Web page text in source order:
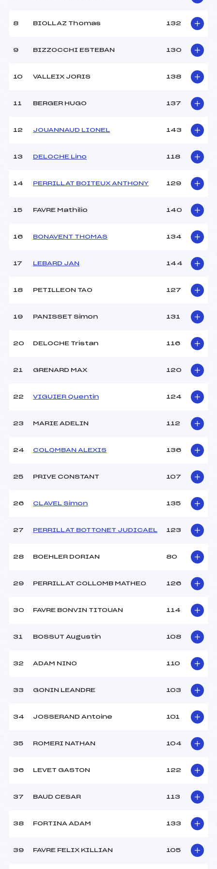
8 BIOLLAZ Thomas 132
9 BIZZOCCHI ESTEBAN 130
10 VALLEIX JORIS 138
11 BERGER HUGO 137
12 JOUANNAUD LIONEL 143
13 DELOCHE Lino 118
14 PERRILLAT BOITEUX ANTHONY 129
15 FAVRE Mathilio 140
16 BONAVENT THOMAS 134
17 LEBARD JAN 144
18 PETILLEON TAO 127
19 PANISSET Simon 131
20 DELOCHE Tristan 116
21 GRENARD MAX 120
22 VIGUIER Quentin 124
23 MARIE ADELIN 112
24 COLOMBAN ALEXIS 136
25 PRIVE CONSTANT 107
26 CLAVEL Simon 135
27 PERRILLAT BOTTONET JUDICAEL 123
28 BOEHLER DORIAN 80
29 PERRILLAT COLLOMB MATHEO 126
30 FAVRE BONVIN TITOUAN 114
31 BOSSUT Augustin 108
32 ADAM NINO 110
33 GONIN LEANDRE 103
34 JOSSERAND Antoine 101
35 ROMERI NATHAN 104
36 LEVET GASTON 122
37 BAUD CESAR 113
38 FORTINA ADAM 133
39 FAVRE FELIX KILLIAN 105